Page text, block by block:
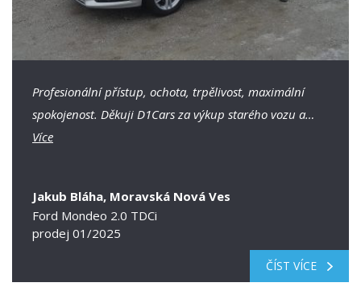
Profesionální přístup, ochota, trpělivost, maximální
spokojenost. Děkuji D1Cars za výkup starého vozu a…
Více
Jakub Bláha, Moravská Nová Ves
Ford Mondeo 2.0 TDCi
prodej 01/2025
ČÍST VÍCE